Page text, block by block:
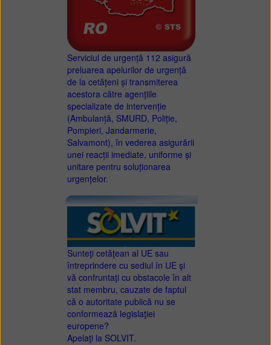
Serviciul de urgență 112 asigură
preluarea apelurilor de urgență
de la cetățeni și transmiterea
acestora către agențiile
specializate de intervenție
(Ambulanță, SMURD, Poliție,
Pompieri, Jandarmerie,
Salvamont), în vederea asigurării
unei reacții imediate, uniforme și
unitare pentru soluționarea
urgențelor.
Sunteţi cetăţean al UE sau
întreprindere cu sediul în UE şi
vă confruntaţi cu obstacole în alt
stat membru, cauzate de faptul
că o autoritate publică nu se
conformează legislaţiei
europene?
Apelaţi la SOLVIT.